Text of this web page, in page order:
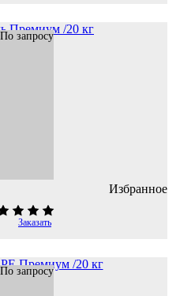
Премиум /20 кг
Избранное
По запросу
Заказать
Премиум /20 кг
По запросу